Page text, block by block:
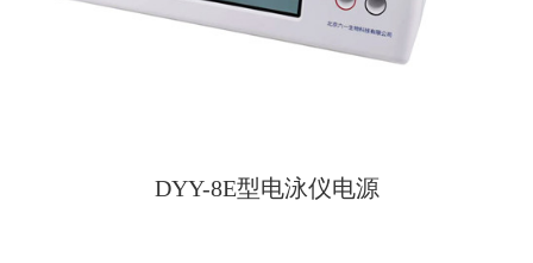
DYY-8E型电泳仪电源